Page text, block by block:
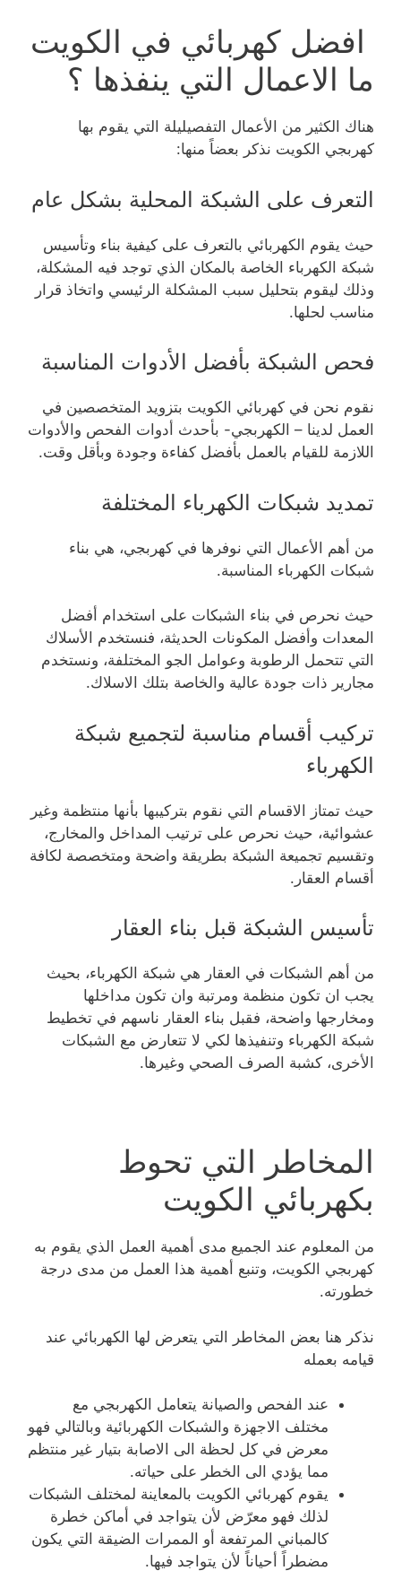
افضل كهربائي في الكويت
ما الاعمال التي ينفذها ؟
هناك الكثير من الأعمال التفصيليلة التي يقوم بها
كهربجي الكويت نذكر بعضاً منها:
التعرف على الشبكة المحلية بشكل عام
حيث يقوم الكهربائي بالتعرف على كيفية بناء وتأسيس
شبكة الكهرباء الخاصة بالمكان الذي توجد فيه المشكلة،
وذلك ليقوم بتحليل سبب المشكلة الرئيسي واتخاذ قرار
مناسب لحلها.
فحص الشبكة بأفضل الأدوات المناسبة
نقوم نحن في كهربائي الكويت بتزويد المتخصصين في
العمل لدينا – الكهربجي- بأحدث أدوات الفحص والأدوات
اللازمة للقيام بالعمل بأفضل كفاءة وجودة وبأقل وقت.
تمديد شبكات الكهرباء المختلفة
من أهم الأعمال التي نوفرها في كهربجي، هي بناء
شبكات الكهرباء المناسبة.
حيث نحرص في بناء الشبكات على استخدام أفضل
المعدات وأفضل المكونات الحديثة، فنستخدم الأسلاك
التي تتحمل الرطوبة وعوامل الجو المختلفة، ونستخدم
مجارير ذات جودة عالية والخاصة بتلك الاسلاك.
تركيب أقسام مناسبة لتجميع شبكة
الكهرباء
حيث تمتاز الاقسام التي نقوم بتركيبها بأنها منتظمة وغير
عشوائية، حيث نحرص على ترتيب المداخل والمخارج،
وتقسيم تجميعة الشبكة بطريقة واضحة ومتخصصة لكافة
أقسام العقار.
تأسيس الشبكة قبل بناء العقار
من أهم الشبكات في العقار هي شبكة الكهرباء، بحيث
يجب ان تكون منظمة ومرتبة وان تكون مداخلها
ومخارجها واضحة، فقبل بناء العقار ناسهم في تخطيط
شبكة الكهرباء وتنفيذها لكي لا تتعارض مع الشبكات
الأخرى، كشبة الصرف الصحي وغيرها.
المخاطر التي تحوط
بكهربائي الكويت
من المعلوم عند الجميع مدى أهمية العمل الذي يقوم به
كهربجي الكويت، وتنبع أهمية هذا العمل من مدى درجة
خطورته.
نذكر هنا بعض المخاطر التي يتعرض لها الكهربائي عند
قيامه بعمله
عند الفحص والصيانة يتعامل الكهربجي مع
مختلف الاجهزة والشبكات الكهربائية وبالتالي فهو
معرض في كل لحظة الى الاصابة بتيار غير منتظم
مما يؤدي الى الخطر على حياته.
يقوم كهربائي الكويت بالمعاينة لمختلف الشبكات
لذلك فهو معرّض لأن يتواجد في أماكن خطرة
كالمباني المرتفعة أو الممرات الضيقة التي يكون
مضطراً أحياناً لأن يتواجد فيها.